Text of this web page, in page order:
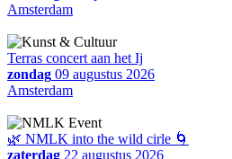
Amsterdam
Terras concert aan het Ij
zondag 09 augustus 2026
Amsterdam
🌿 NMLK into the wild cirle 🌀
zaterdag 22 augustus 2026